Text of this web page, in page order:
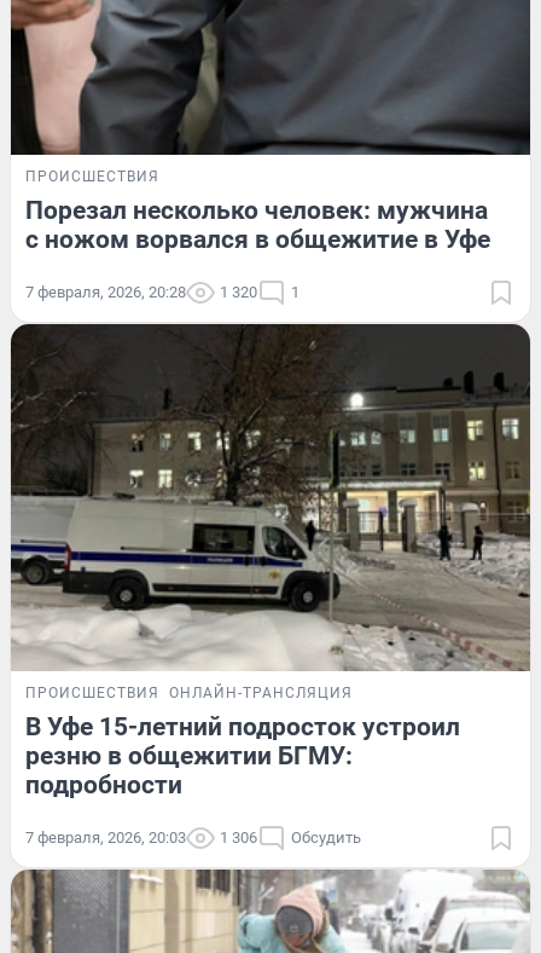
ПРОИСШЕСТВИЯ
Порезал несколько человек: мужчина
с ножом ворвался в общежитие в Уфе
7 февраля, 2026, 20:28 1 320 1
ПРОИСШЕСТВИЯ ОНЛАЙН-ТРАНСЛЯЦИЯ
В Уфе 15-летний подросток устроил
резню в общежитии БГМУ:
подробности
7 февраля, 2026, 20:03 1 306 Обсудить